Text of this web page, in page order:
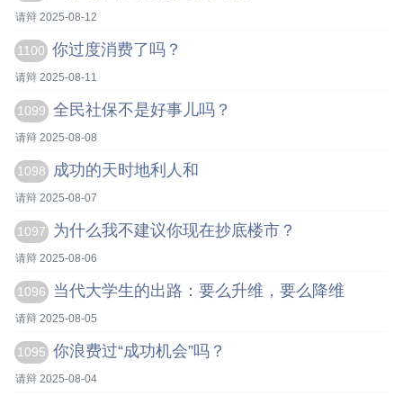
请辩 2025-08-12
1100 你过度消费了吗？
请辩 2025-08-11
1099 全民社保不是好事儿吗？
请辩 2025-08-08
1098 成功的天时地利人和
请辩 2025-08-07
1097 为什么我不建议你现在抄底楼市？
请辩 2025-08-06
1096 当代大学生的出路：要么升维，要么降维
请辩 2025-08-05
1095 你浪费过“成功机会”吗？
请辩 2025-08-04